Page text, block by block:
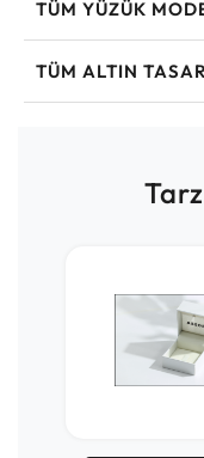
TÜM YÜZÜK
TÜM ALTIN